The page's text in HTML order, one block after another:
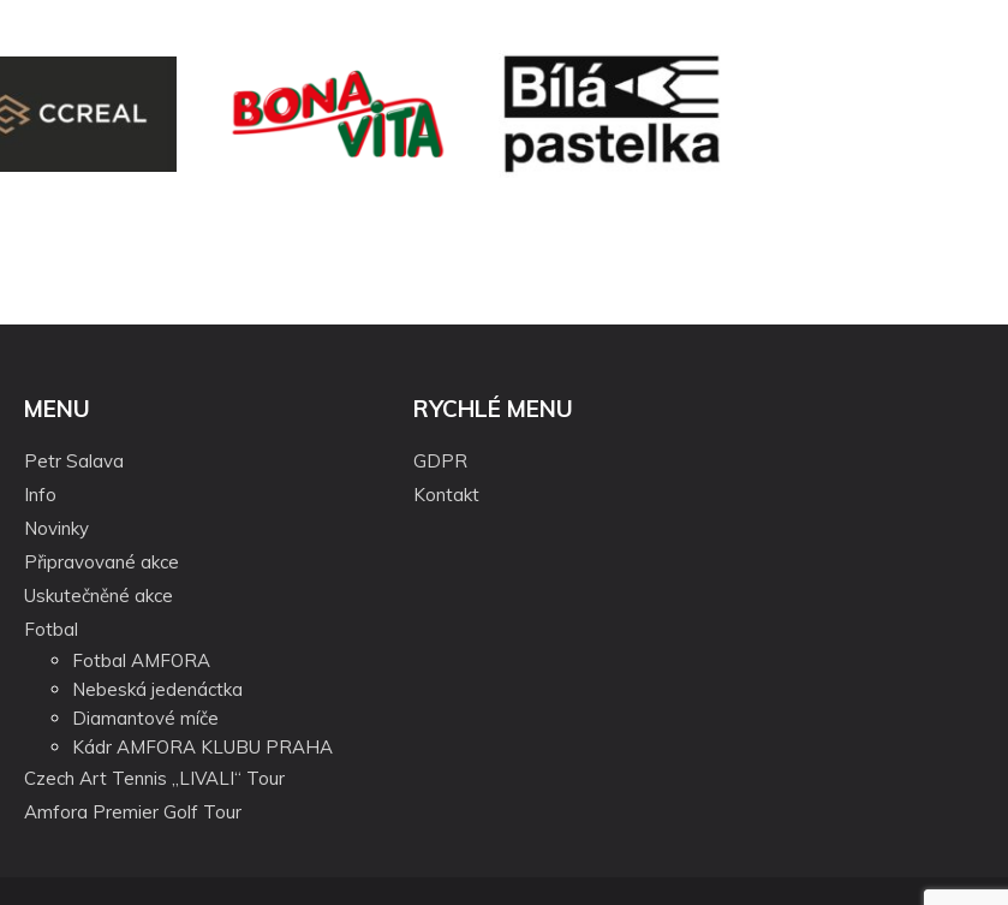
MENU
Petr Salava
Info
Novinky
Připravované akce
Uskutečněné akce
Fotbal
Fotbal AMFORA
Nebeská jedenáctka
Diamantové míče
Kádr AMFORA KLUBU PRAHA
Czech Art Tennis „LIVALI“ Tour
Amfora Premier Golf Tour
RYCHLÉ MENU
GDPR
Kontakt